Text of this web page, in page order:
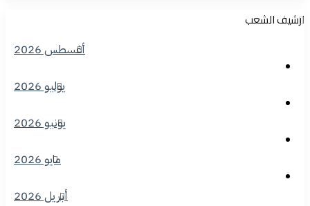
ارشيف الشعب
أغسطس 2026
يوليو 2026
يونيو 2026
مايو 2026
أبريل 2026